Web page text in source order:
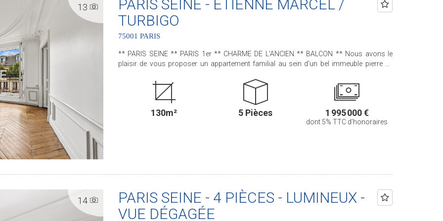
13
PARIS SEINE - ETIENNE MARCEL /
TURBIGO
75001 PARIS
** PARIS SEINE ** PARIS 1er ** CHARME DE L'ANCIEN ** BALCON ** Nous avons le
plaisir de vous proposer un appartement familial au sein d'un bel immeuble pierre de
parquet, ses moulures et ses cheminées D'une superficie de 130 m² et 10m² de BALCON
filant, ce bien situé au CINQUIEME ETAGE avec ASCENSEUR comprend : une entrée, un
séjour, une salle à manger, une cuisine séparée, trois chambres, un bureau, une salle de
bains, une salle d'eau et des water-closets séparés. Deux caves complètent ce bien.
130m² 5 Pièces 1 995 000 €
dont 5% TTC d'honoraires
14
PARIS SEINE - 4 PIÈCES - LUMINEUX -
VUE DÉGAGÉE